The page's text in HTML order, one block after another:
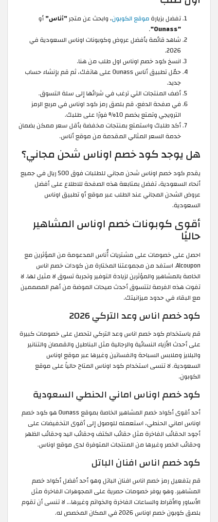
تفضل بزيارة موقع الكوبون، وابحث عن متجر"أناس"أو
"Ounass"
.
شاهد قائمة بأفضل عروض وكوبونات اوناس السعودية في
2026.
انسخ كود خصم اوناس اول طلب من هنا.
حمّل تطبيق أناس Ounass على هاتفك، ثم قم بإنشاء حساب
جديد.
أضف المنتجات التي ترغب في شرائها إلى سلة التسوق.
في صفحة الدفع، قم بلصق رمز كود اوناس في مربع الرمز
الترويجي وتمتع بخصم 10% فورًا على طلبك.
أكد طلبك واستمتع بمنتجات مخفضة بأقل سعر ممكن بضمان
خدمة السعر المثالي المقدمة من موقع أناس.
هل يوجد كود خصم اوناس شحن مجاني؟
يقدم كود خصم اوناس شحن مجاني للطلبات فوق 500 ريال في جميع
أنحاء السعودية، تفضل بمتابعة هذه الصفحة للاطلاع على أفضل
عروض الشحن المجاني عند الطلب عبر موقع أو تطبيق اوناس
السعودية.
أقوى كوبونات خصم اوناس المشاهير
حاليًا
احصل على خصومات على مشتريات أُناس المدعومة من المؤثرين مع
Alcoupon. استفد من مجموعتنا المختارة من كودات خصم اناس
الخاصة بالمشاهير والمؤثرين لزيادة التوفير وتجربة تسوق لا مثيل لها. لا
تفوت هذه الفرصة لتتسوق أحدث صيحات الموضة من أهم المصممين
مع البقاء في حدود ميزانيتك.
كود خصم اناس وعد التركي 2026
قم باستخدام كود خصم اناس وعد التركي لتحصل على خصومات كبيرة
على أحدث الأزياء النسائية والرجالية مثل البناطيل والقمصان والتنانير
والبلايز وملابس السباحة والفساتين وغيرها عبر موقع اوناس
السعودية. لا تنسى استخدام كود اوناس المتاح حالياً على موقع
الكوبون.
كود خصم اوناس اماني الحنطي السعودية
أحد أقوى أكواد خصم المشاهير الخاصة بموقع Ounass هو كود خصم
اوناس اماني الحنطي، استعمله للوصول إلى أقوى التخفيضات على
أجود الحقائب الفاخرة مثل حقائب الكتف وحقائب اليد وحقائب الظهر
وحقائب الخصر وغيرها من المنتجات المتوفرة لدى موقع اوناس.
كود خصم اناس افنان الباتل
قم بتفعيل رمز خصم اناس افنان الباتل وهو أحد أفضل أكواد خصم
المشاهير. وهو يوفر خصومات حصرية على المجوهرات الفاخرة مثل
الأساور والأقراط والساعات الفاخرة والخواتم وغيرها... لا تنسى أن تقوم
بلصق كوبون خصم اوناس 2026 في المكان المخصص له.